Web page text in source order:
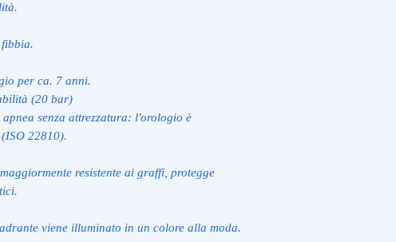
per ca. 7 anni.
(20 bar)
senza attrezzatura: l'orologio è
22810).
resistente ai graffi, protegge
viene illuminato in un colore alla moda.